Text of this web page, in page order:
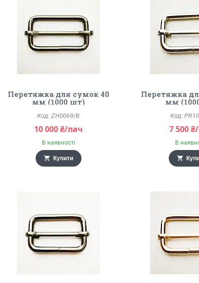
Перетяжка для сумок 40
мм (1000 шт)
ZH0069/B
10 000 ₴/пач
В наявності
Купити
Перетяжка
мм
7 500
В